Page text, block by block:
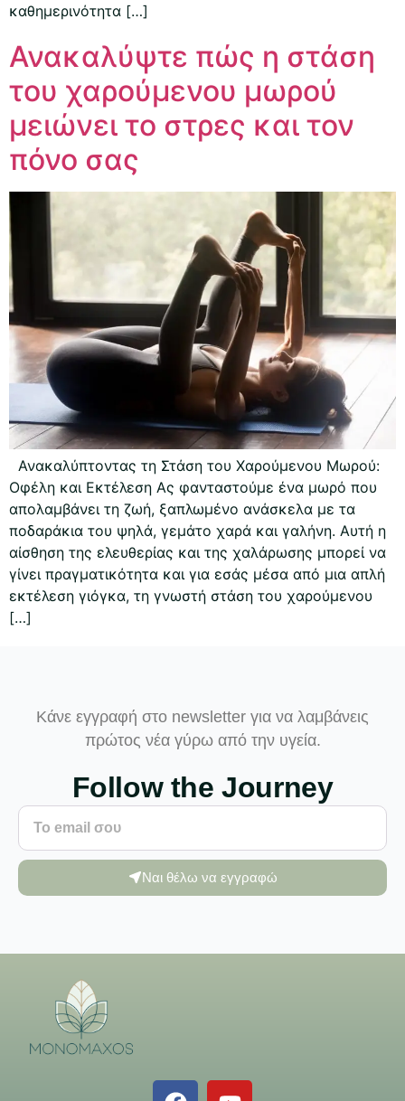
καθημερινότητα […]
Ανακαλύψτε πώς η στάση
του χαρούμενου μωρού
μειώνει το στρες και τον
πόνο σας
Ανακαλύπτοντας τη Στάση του Χαρούμενου Μωρού:
Οφέλη και Εκτέλεση Ας φανταστούμε ένα μωρό που
απολαμβάνει τη ζωή, ξαπλωμένο ανάσκελα με τα
ποδαράκια του ψηλά, γεμάτο χαρά και γαλήνη. Αυτή η
αίσθηση της ελευθερίας και της χαλάρωσης μπορεί να
γίνει πραγματικότητα και για εσάς μέσα από μια απλή
εκτέλεση γιόγκα, τη γνωστή στάση του χαρούμενου
[…]
Κάνε εγγραφή στο newsletter για να λαμβάνεις
πρώτος νέα γύρω από την υγεία.
Follow the Journey
Ναι θέλω να εγγραφώ